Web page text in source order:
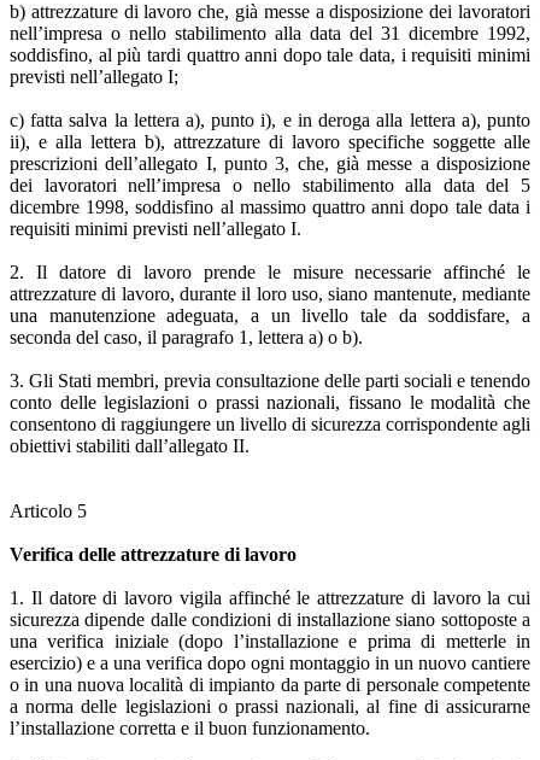
b) attrezzature di lavoro che, già messe a disposizione dei lavoratori
nell’impresa o nello stabilimento alla data del 31 dicembre 1992,
soddisfino, al più tardi quattro anni dopo tale data, i requisiti minimi
previsti nell’allegato I;
c) fatta salva la lettera a), punto i), e in deroga alla lettera a), punto
ii), e alla lettera b), attrezzature di lavoro specifiche soggette alle
prescrizioni dell’allegato I, punto 3, che, già messe a disposizione
dei lavoratori nell’impresa o nello stabilimento alla data del 5
dicembre 1998, soddisfino al massimo quattro anni dopo tale data i
requisiti minimi previsti nell’allegato I.
2. Il datore di lavoro prende le misure necessarie affinché le
attrezzature di lavoro, durante il loro uso, siano mantenute, mediante
una manutenzione adeguata, a un livello tale da soddisfare, a
seconda del caso, il paragrafo 1, lettera a) o b).
3. Gli Stati membri, previa consultazione delle parti sociali e tenendo
conto delle legislazioni o prassi nazionali, fissano le modalità che
consentono di raggiungere un livello di sicurezza corrispondente agli
obiettivi stabiliti dall’allegato II.
Articolo 5
Verifica delle attrezzature di lavoro
1. Il datore di lavoro vigila affinché le attrezzature di lavoro la cui
sicurezza dipende dalle condizioni di installazione siano sottoposte a
una verifica iniziale (dopo l’installazione e prima di metterle in
esercizio) e a una verifica dopo ogni montaggio in un nuovo cantiere
o in una nuova località di impianto da parte di personale competente
a norma delle legislazioni o prassi nazionali, al fine di assicurarne
l’installazione corretta e il buon funzionamento.